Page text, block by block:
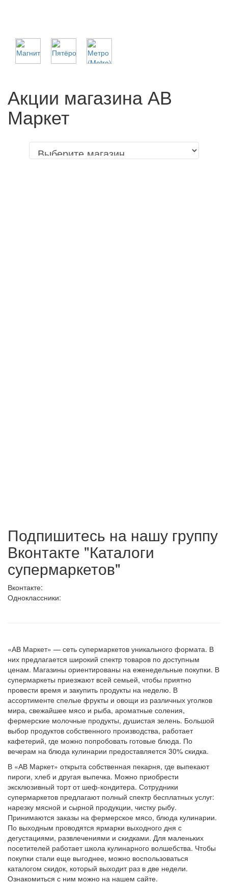
Акции магазина АВ
Маркет
Подпишитесь на нашу группу
Вконтакте "Каталоги
супермаркетов"
Вконтакте:
Одноклассники:
«АВ Маркет» — сеть супермаркетов уникального формата. В
них предлагается широкий спектр товаров по доступным
ценам. Магазины ориентированы на еженедельные покупки. В
супермаркеты приезжают всей семьей, чтобы приятно
провести время и закупить продукты на неделю. В
ассортименте спелые фрукты и овощи из различных уголков
мира, свежайшее мясо и рыба, ароматные соления,
фермерские молочные продукты, душистая зелень. Большой
выбор продуктов собственного производства, работает
кафетерий, где можно попробовать готовые блюда. По
вечерам на блюда кулинарии предоставляется 30% скидка.
В «АВ Маркет» открыта собственная пекарня, где выпекают
пироги, хлеб и другая выпечка. Можно приобрести
эксклюзивный торт от шеф-кондитера. Сотрудники
супермаркетов предлагают полный спектр бесплатных услуг:
нарезку мясной и сырной продукции, чистку рыбу.
Принимаются заказы на фермерское мясо, блюда кулинарии.
По выходным проводятся ярмарки выходного дня с
дегустациями, развлечениями и скидками. Для маленьких
посетителей работает школа кулинарного волшебства. Чтобы
покупки стали еще выгоднее, можно воспользоваться
каталогом скидок, который выходит раз в две недели.
Ознакомиться с ним можно на нашем сайте.